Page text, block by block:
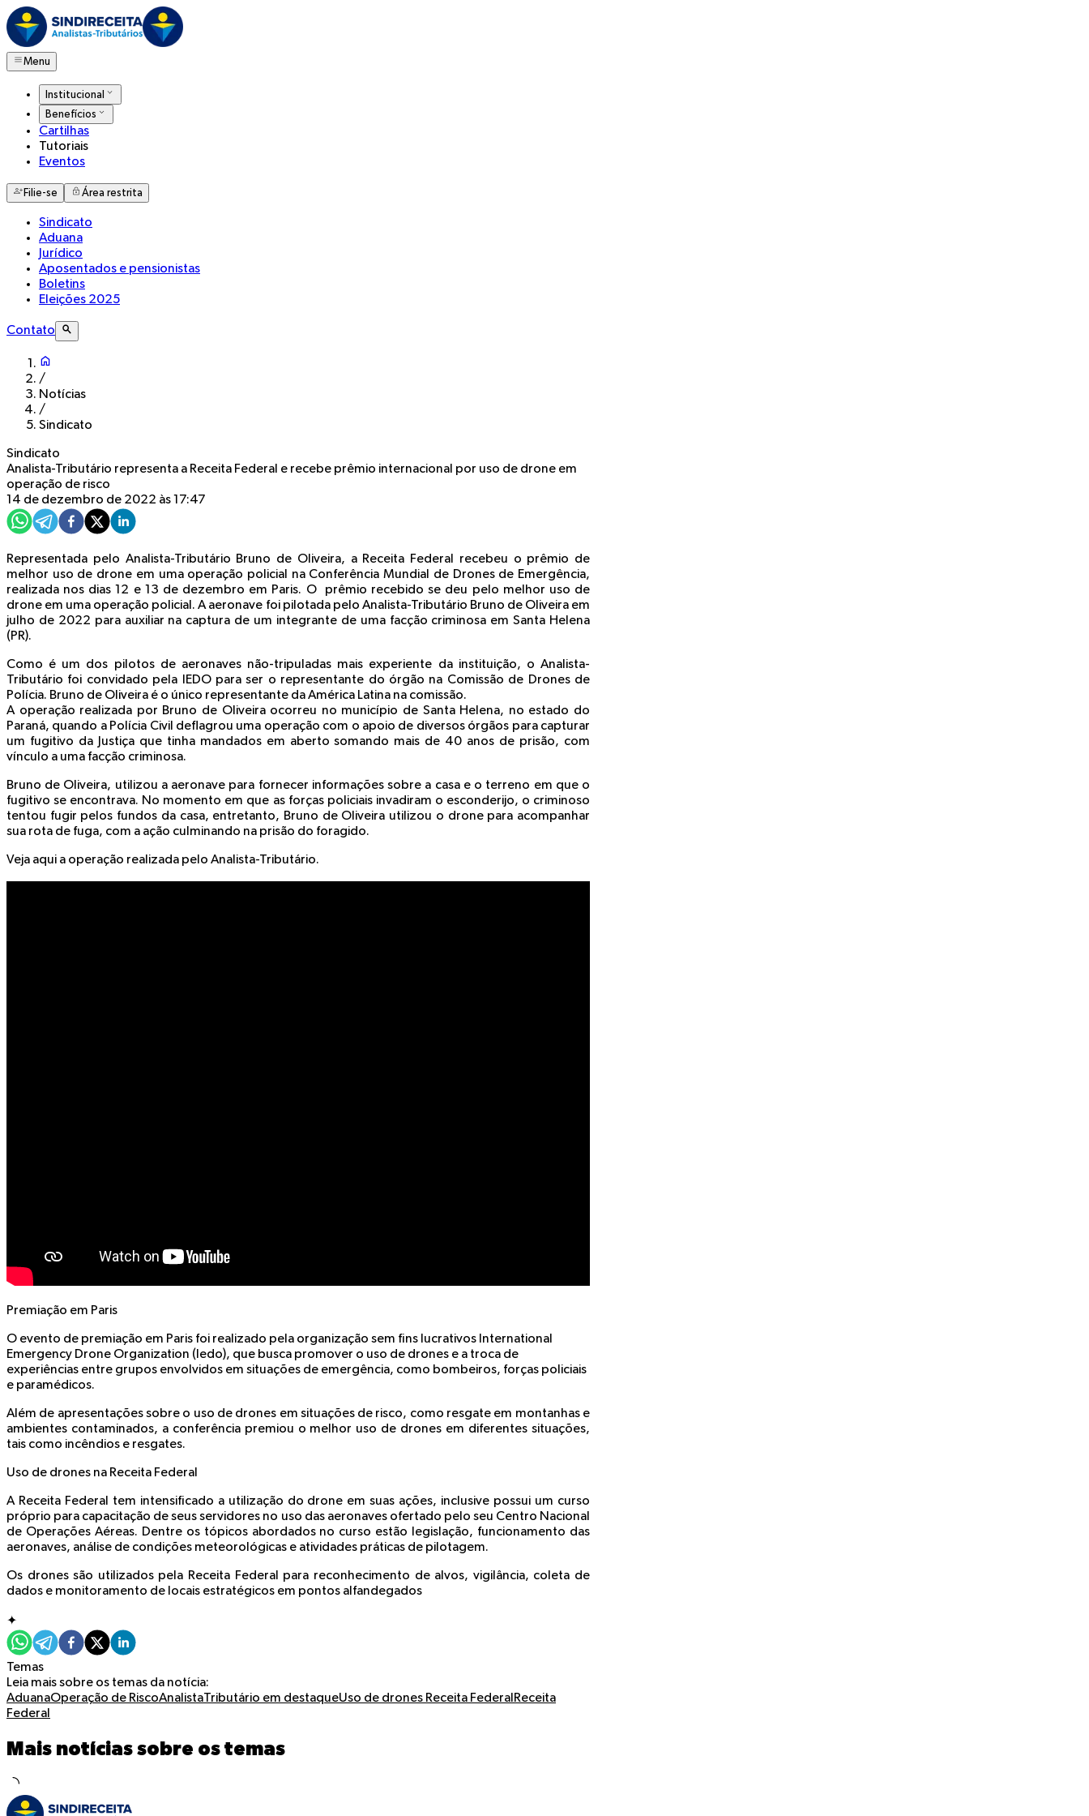
Menu
Institucional
Benefícios
Cartilhas
Tutoriais
Eventos
Filie-se Área restrita
Sindicato
Aduana
Jurídico
Aposentados e pensionistas
Boletins
Eleições 2025
Contato
/
Notícias
/
Sindicato
Sindicato
Analista-Tributário representa a Receita Federal e recebe prêmio internacional por uso de drone em
operação de risco
14 de dezembro de 2022 às 17:47
Representada pelo Analista-Tributário Bruno de Oliveira, a Receita Federal recebeu o prêmio de
melhor uso de drone em uma operação policial na Conferência Mundial de Drones de Emergência,
realizada nos dias 12 e 13 de dezembro em Paris. O prêmio recebido se deu pelo melhor uso de
drone em uma operação policial. A aeronave foi pilotada pelo Analista-Tributário Bruno de Oliveira em
julho de 2022 para auxiliar na captura de um integrante de uma facção criminosa em Santa Helena
(PR).
Como é um dos pilotos de aeronaves não-tripuladas mais experiente da instituição, o Analista-
Tributário foi convidado pela IEDO para ser o representante do órgão na Comissão de Drones de
Polícia. Bruno de Oliveira é o único representante da América Latina na comissão.
A operação realizada por Bruno de Oliveira ocorreu no município de Santa Helena, no estado do
Paraná, quando a Polícia Civil deflagrou uma operação com o apoio de diversos órgãos para capturar
um fugitivo da Justiça que tinha mandados em aberto somando mais de 40 anos de prisão, com
vínculo a uma facção criminosa.
Bruno de Oliveira, utilizou a aeronave para fornecer informações sobre a casa e o terreno em que o
fugitivo se encontrava. No momento em que as forças policiais invadiram o esconderijo, o criminoso
tentou fugir pelos fundos da casa, entretanto, Bruno de Oliveira utilizou o drone para acompanhar
sua rota de fuga, com a ação culminando na prisão do foragido.
Veja aqui a operação realizada pelo Analista-Tributário.
Premiação em Paris
O evento de premiação em Paris foi realizado pela organização sem fins lucrativos International
Emergency Drone Organization (Iedo), que busca promover o uso de drones e a troca de
experiências entre grupos envolvidos em situações de emergência, como bombeiros, forças policiais
e paramédicos.
Além de apresentações sobre o uso de drones em situações de risco, como resgate em montanhas e
ambientes contaminados, a conferência premiou o melhor uso de drones em diferentes situações,
tais como incêndios e resgates.
Uso de drones na Receita Federal
A Receita Federal tem intensificado a utilização do drone em suas ações, inclusive possui um curso
próprio para capacitação de seus servidores no uso das aeronaves ofertado pelo seu Centro Nacional
de Operações Aéreas. Dentre os tópicos abordados no curso estão legislação, funcionamento das
aeronaves, análise de condições meteorológicas e atividades práticas de pilotagem.
Os drones são utilizados pela Receita Federal para reconhecimento de alvos, vigilância, coleta de
dados e monitoramento de locais estratégicos em pontos alfandegados
✦
Temas
Leia mais sobre os temas da notícia:
AduanaOperação de RiscoAnalistaTributário em destaqueUso de drones Receita Federal Receita
Federal
Mais notícias sobre os temas